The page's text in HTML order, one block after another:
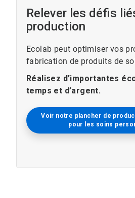
Relever les défis
production
Ecolab peut optimiser vos
fabrication de produits de
Réalisez d’importantes
temps et d’argent.
Voir notre plancher de
pour les soins